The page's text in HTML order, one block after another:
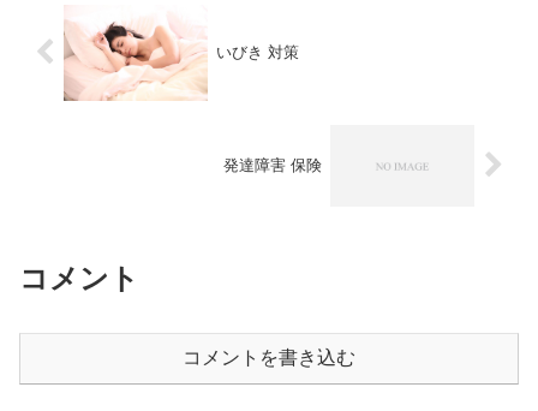
いびき 対策
発達障害 保険
コメント
コメントを書き込む